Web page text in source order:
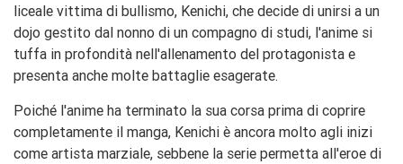
liceale vittima di bullismo, Kenichi, che decide di unirsi a un
dojo gestito dal nonno di un compagno di studi, l'anime si
tuffa in profondità nell'allenamento del protagonista e
presenta anche molte battaglie esagerate.
Poiché l'anime ha terminato la sua corsa prima di coprire
completamente il manga, Kenichi è ancora molto agli inizi
come artista marziale, sebbene la serie permetta all'eroe di